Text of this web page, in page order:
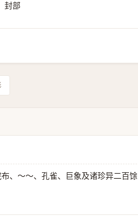
封部
、～～、孔雀、巨象及诸珍异二百馀